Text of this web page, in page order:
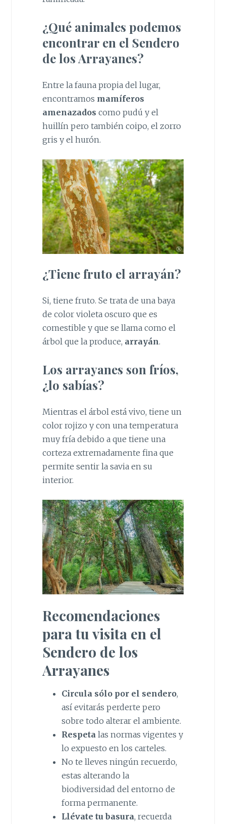
¿Qué animales podemos
encontrar en el Sendero
de los Arrayanes?
Entre la fauna propia del lugar,
encontramos mamíferos
amenazados como pudú y el
huillín pero también coipo, el zorro
gris y el hurón.
¿Tiene fruto el arrayán?
Si, tiene fruto. Se trata de una baya
de color violeta oscuro que es
comestible y que se llama como el
árbol que la produce, arrayán.
Los arrayanes son fríos,
¿lo sabías?
Mientras el árbol está vivo, tiene un
color rojizo y con una temperatura
muy fría debido a que tiene una
corteza extremadamente fina que
permite sentir la savia en su
interior.
Recomendaciones
para tu visita en el
Sendero de los
Arrayanes
Circula sólo por el sendero,
así evitarás perderte pero
sobre todo alterar el ambiente.
Respeta las normas vigentes y
lo expuesto en los carteles.
No te lleves ningún recuerdo,
estas alterando la
biodiversidad del entorno de
forma permanente.
Llévate tu basura, recuerda